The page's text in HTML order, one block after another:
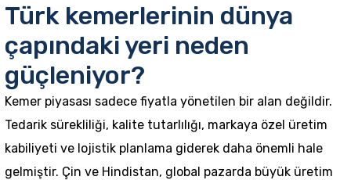
Türk kemerlerinin dünya
çapındaki yeri neden
güçleniyor?
Kemer piyasası sadece fiyatla yönetilen bir alan değildir.
Tedarik sürekliliği, kalite tutarlılığı, markaya özel üretim
kabiliyeti ve lojistik planlama giderek daha önemli hale
gelmiştir. Çin ve Hindistan, global pazarda büyük üretim